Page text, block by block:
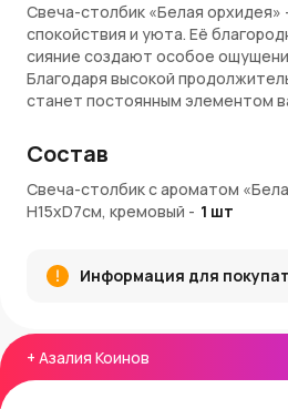
+ Азалия Коинов
Свеча-столбик «Белая
спокойствия и уюта. Её
сияние создают особое
Благодаря высокой
станет постоянным элементом
регулярного использования.
Аромат орхидеи добавляет
Стильный кремовый цвет
универсальным элементом
копоти и неприятных запахов.
Идеальна для оформления
романтических ужинов и
Состав
Свеча-столбик с ароматом
H15xD7см, кремовый - 1 шт
Информация для